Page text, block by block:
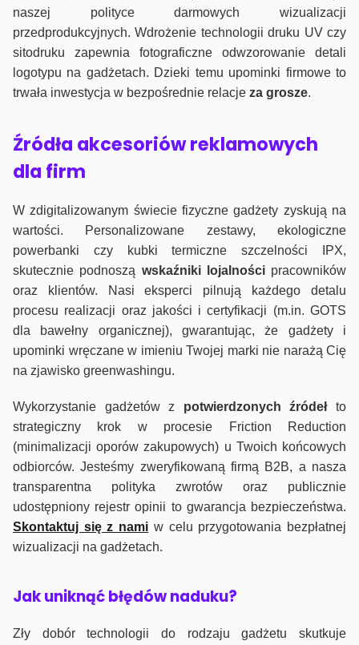
naszej polityce darmowych wizualizacji
przedprodukcyjnych. Wdrożenie technologii druku UV czy
sitodruku zapewnia fotograficzne odwzorowanie detali
logotypu na gadżetach. Dzieki temu upominki firmowe to
trwała inwestycja w bezpośrednie relacje za grosze.
Źródła akcesoriów reklamowych
dla firm
W zdigitalizowanym świecie fizyczne gadżety zyskują na
wartości. Personalizowane zestawy, ekologiczne
powerbanki czy kubki termiczne szczelności IPX,
skutecznie podnoszą wskaźniki lojalnościpracowników
oraz klientów. Nasi eksperci pilnują każdego detalu
procesu realizacji oraz jakości i certyfikacji (m.in. GOTS
dla bawełny organicznej), gwarantując, że gadżety i
upominki wręczane w imieniu Twojej marki nie narażą Cię
na zjawisko greenwashingu.
Wykorzystanie gadżetów z potwierdzonych źródełto
strategiczny krok w procesie Friction Reduction
(minimalizacji oporów zakupowych) u Twoich końcowych
odbiorców. Jesteśmy zweryfikowaną firmą B2B, a nasza
transparentna polityka zwrotów oraz publicznie
udostępniony rejestr opinii to gwarancja bezpieczeństwa.
Skontaktuj się z nami w celu przygotowania bezpłatnej
wizualizacji na gadżetach.
Jak uniknąć błędów naduku?
Zły dobór technologii do rodzaju gadżetu skutkuje